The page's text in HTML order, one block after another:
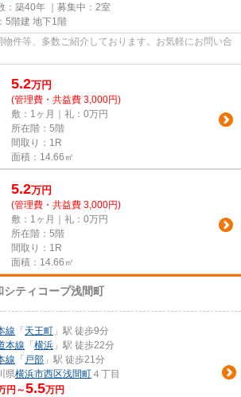
：築40年 ｜募集中： 2室
5階建 地下1階
件等、多数ご紹介しております。お気軽にお問い合
5.2万円
(管理費・共益費 3,000円)
敷：1ヶ月｜礼：0万円
所在階：5階
間取り：1R
面積：14.66㎡
5.2万円
(管理費・共益費 3,000円)
敷：1ヶ月｜礼：0万円
所在階：5階
間取り：1R
面積：14.66㎡
シティコープ浅間町
線 「 天王町 」駅 徒歩9分
本線 「 横浜 」駅 徒歩22分
線 「 戸部 」駅 徒歩21分
県横浜市西区浅間町 ４丁目
円～5.5万円